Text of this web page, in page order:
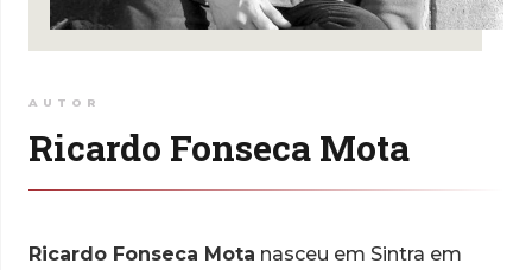
AUTOR
Ricardo Fonseca Mota
Ricardo Fonseca Mota nasceu em Sintra em